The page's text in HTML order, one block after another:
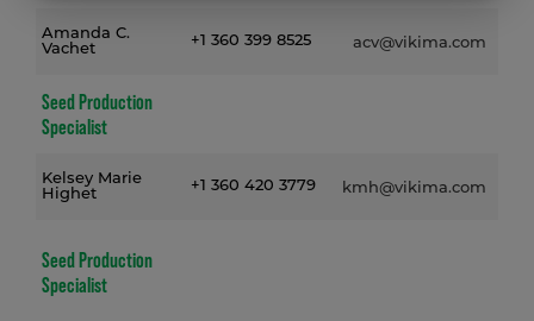
Amanda C.
Vachet
+1 360 399 8525 acv@vikima.com
Seed Production
Specialist
Kelsey Marie
Highet
+1 360 420 3779 kmh@vikima.com
Seed Production
Specialist